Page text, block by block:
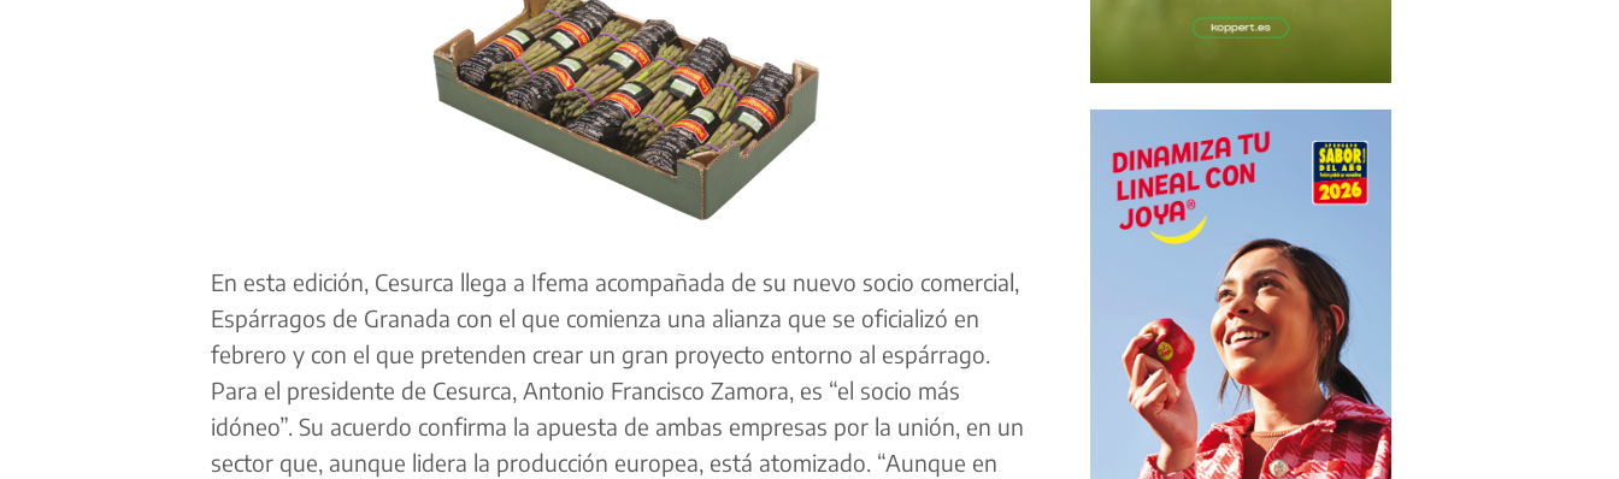
En esta edición, Cesurca llega a Ifema acompañada de su nuevo socio comercial,
Espárragos de Granada con el que comienza una alianza que se oficializó en
febrero y con el que pretenden crear un gran proyecto entorno al espárrago.
Para el presidente de Cesurca, Antonio Francisco Zamora, es “el socio más
idóneo”. Su acuerdo confirma la apuesta de ambas empresas por la unión, en un
sector que, aunque lidera la producción europea, está atomizado. “Aunque en